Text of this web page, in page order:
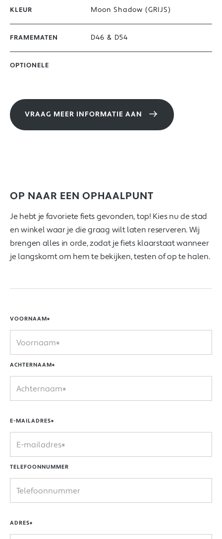
KLEUR Moon Shadow (GRIJS)
FRAMEMATEN D46 & D54
OPTIONELE
VRAAG MEER INFORMATIE AAN
OP NAAR EEN OPHAALPUNT
Je hebt je favoriete fiets gevonden, top! Kies nu de stad
en winkel waar je die graag wilt laten reserveren. Wij
brengen alles in orde, zodat je fiets klaarstaat wanneer
je langskomt om hem te bekijken, testen of op te halen.
VOORNAAM*
ACHTERNAAM*
E-MAILADRES*
TELEFOONNUMMER
ADRES*